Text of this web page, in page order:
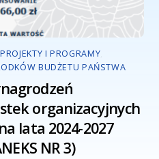
I PROGRAMY
BUDŻETU PAŃSTWA
organizacyjnych
lata 2024-2027
NR 3)